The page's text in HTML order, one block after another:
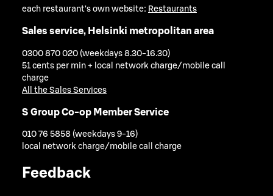
each restaurant's own website: Restaurants
Sales service, Helsinki metropolitan area
0300 870 020 (weekdays 8.30-16.30)
51 cents per min + local network charge/mobile call
charge
All the Sales Services
S Group Co-op Member Service
010 76 5858 (weekdays 9-16)
local network charge/mobile call charge
Feedback